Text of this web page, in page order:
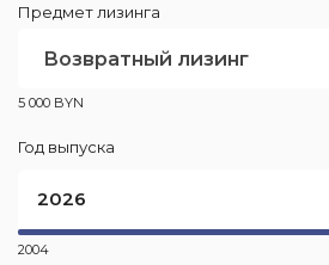
Предмет лизинга
Возвратный лизинг
5 000 BYN
Год выпуска
2004